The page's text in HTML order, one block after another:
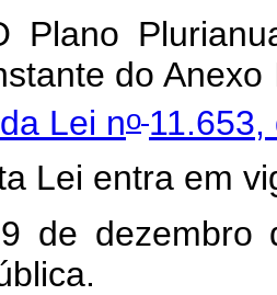
do
Lei no
Lei entra em
de dezembro